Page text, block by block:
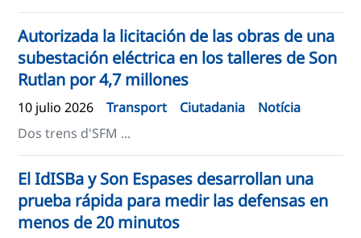
Autorizada la licitación de las obras de una
subestación eléctrica en los talleres de Son
Rutlan por 4,7 millones
10 julio 2026 Transport Ciutadania
Notícia
Dos trens d'SFM ...
El IdISBa y Son Espases desarrollan una
prueba rápida para medir las defensas en
menos de 20 minutos